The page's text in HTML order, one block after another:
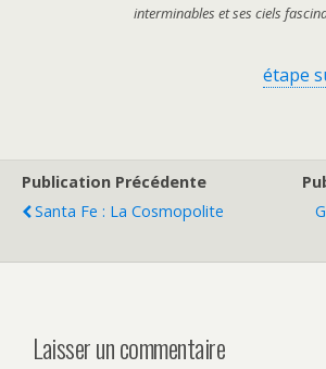
interminables et ses ciels
étape
Publication Précédente
Santa Fe : La Cosmopolite
Laisser un commentaire